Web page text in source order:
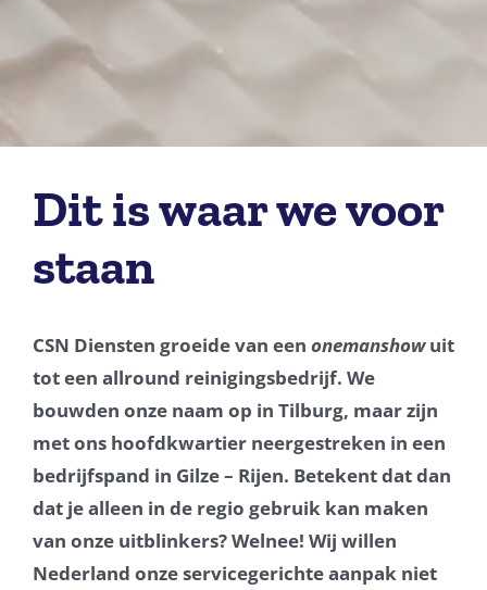
Dit is waar we voor
staan
CSN Diensten groeide van een onemanshowuit
tot een allround reinigingsbedrijf. We
bouwden onze naam op in Tilburg, maar zijn
met ons hoofdkwartier neergestreken in een
bedrijfspand in Gilze – Rijen. Betekent dat dan
dat je alleen in de regio gebruik kan maken
van onze uitblinkers? Welnee! Wij willen
Nederland onze servicegerichte aanpak niet